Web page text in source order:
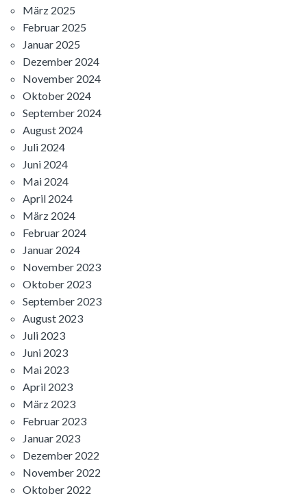
März 2025
Februar 2025
Januar 2025
Dezember 2024
November 2024
Oktober 2024
September 2024
August 2024
Juli 2024
Juni 2024
Mai 2024
April 2024
März 2024
Februar 2024
Januar 2024
November 2023
Oktober 2023
September 2023
August 2023
Juli 2023
Juni 2023
Mai 2023
April 2023
März 2023
Februar 2023
Januar 2023
Dezember 2022
November 2022
Oktober 2022